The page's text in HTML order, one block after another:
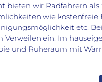
bieten wir Radfahrern als
wie kostenfreie
etc.
ein. Im
und Ruheraum mit